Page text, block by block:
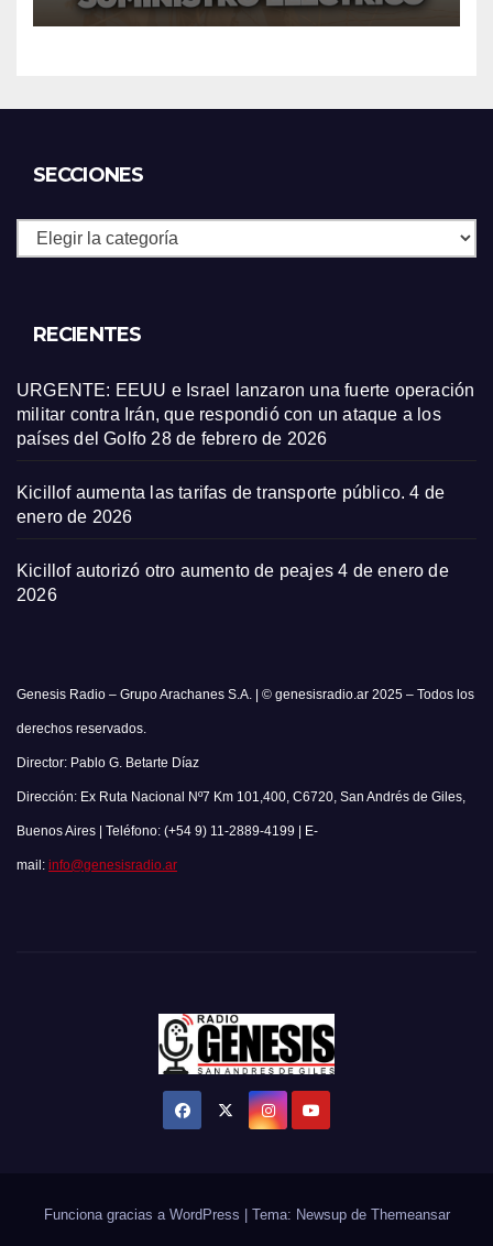
SECCIONES
Secciones
RECIENTES
URGENTE: EEUU e Israel lanzaron una fuerte operación
militar contra Irán, que respondió con un ataque a los
países del Golfo 28 de febrero de 2026
Kicillof aumenta las tarifas de transporte público. 4 de
enero de 2026
Kicillof autorizó otro aumento de peajes 4 de enero de
2026
Genesis Radio – Grupo Arachanes S.A. | © genesisradio.ar 2025 – Todos los
derechos reservados.
Director: Pablo G. Betarte Díaz
Dirección: Ex Ruta Nacional Nº7 Km 101,400, C6720, San Andrés de Giles,
Buenos Aires | Teléfono: (+54 9) 11-2889-4199 | E-
mail: info@genesisradio.ar
Funciona gracias a WordPress | Tema: Newsup de Themeansar